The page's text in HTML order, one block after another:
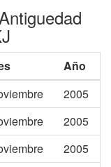
Año
2005
2005
2005